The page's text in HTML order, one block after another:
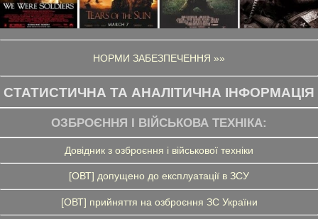
НОРМИ ЗАБЕЗПЕЧЕННЯ »»
СТАТИСТИЧНА ТА АНАЛІТИЧНА ІНФОРМАЦІЯ
ОЗБРОЄННЯ І ВІЙСЬКОВА ТЕХНІКА:
Довідник з озброєння і військової техніки
[ОВТ] допущено до експлуатації в ЗСУ
[ОВТ] прийняття на озброєння ЗС України